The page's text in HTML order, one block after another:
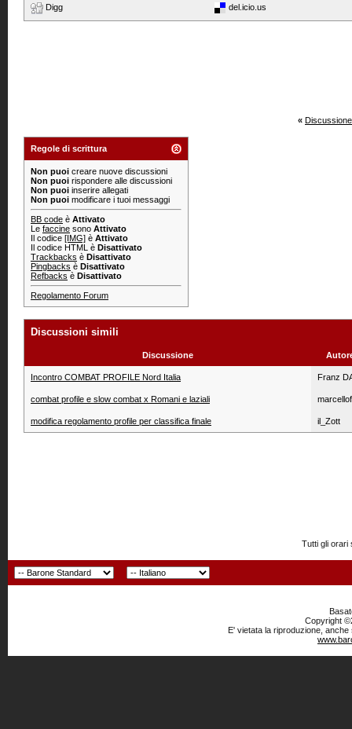
Digg del.icio.us
«
Regole di scrittura
Non puoi creare nuove discussioni
Non puoi rispondere alle discussioni
Non puoi inserire allegati
Non puoi modificare i tuoi messaggi
BB code è Attivato
Le faccine sono Attivato
Il codice [IMG] è Attivato
Il codice HTML è Disattivato
Trackbacks è Disattivato
Pingbacks è Disattivato
Refbacks è Disattivato
Regolamento Forum
Discussioni simili
Discussione
Incontro COMBAT PROFILE Nord Italia Franz
combat profile e slow combat x Romani e laziali
modifica regolamento profile per classifica finale il_Zott
Tutti gli orari
Copyright
E' vietata la riproduzione,